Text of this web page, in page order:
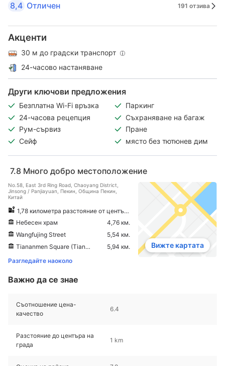
8,4 Отличен 191 отзива
Акценти
30 м до градски транспорт
24-часово настаняване
Други ключови предложения
Безплатна Wi-Fi връзка
Паркинг
24-часова рецепция
Съхраняване на багаж
Рум-сървиз
Пране
Сейф
място без тютюнев дим
7.8 Много добро местоположение
No.58, East 3rd Ring Road, Chaoyang District,
Jinsong / Panjiayuan, Пекин, Община Пекин,
Китай
1,78 километра разстояние от центъра на града
Небесен храм
4,76 км.
Wangfujing Street
5,54 км.
Tiananmen Square (Tiananmen Guangchang)
5,94 км.
Разгледайте наоколо
Вижте картата
Важно да се знае
Съотношение цена-
качество
6.4
Разстояние до центъра на
града
1 km